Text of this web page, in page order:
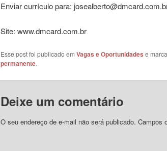
Enviar currículo para:
Site: www.dmcard.com.br
Esse post foi publicado em Vagas e Oportunidades e
permanente.
Deixe um comentário
O seu endereço de e-mail não será publicado. Campos